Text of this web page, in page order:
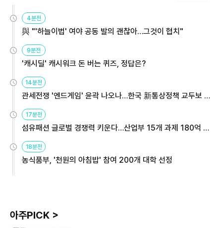
4분전
與 "'하늘이법' 여야 공동 발의 괜찮아…그것이 협치"
9분전
'캐시딜' 캐시워크 돈 버는 퀴즈, 정답은?
14분전
관세전쟁 '엔드게임' 윤곽 나오나…한국 新통상정책 교두보 활
17분전
섬유패션 글로벌 경쟁력 키운다…산업부 15개 과제 180억 지
18분전
농식품부, '천원의 아침밥' 참여 200개 대학 선정
아주PICK >